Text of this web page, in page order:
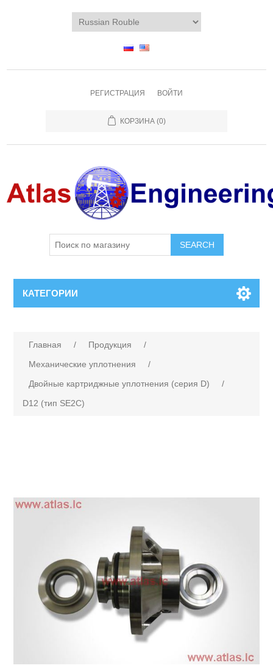
РЕГИСТРАЦИЯ ВОЙТИ
КОРЗИНА (0)
КАТЕГОРИИ
Главная / Продукция
/
Механические уплотнения
/
Двойные картриджные уплотнения (серия D)
/
D12 (тип SE2C)